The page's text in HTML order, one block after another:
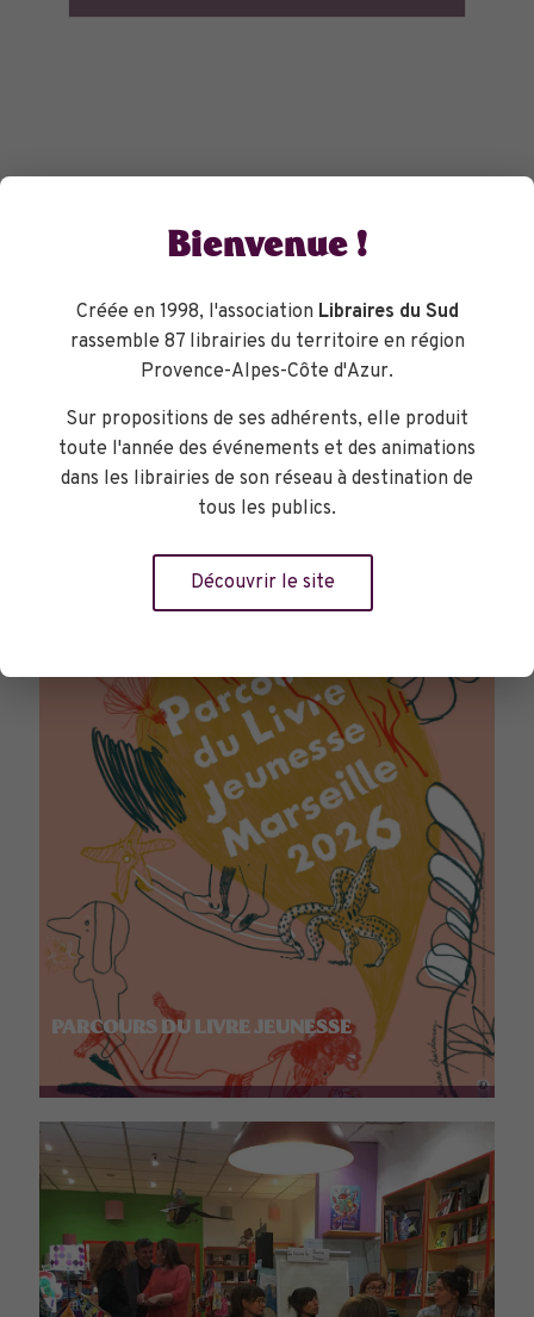
TOURNÉES GÉNÉRALES
PARCOURS DU LIVRE JEUNESSE
Bienvenue !
Créée en 1998, l'association Libraires du Sud
rassemble 87 librairies du territoire en région
Provence-Alpes-Côte d'Azur.
Sur propositions de ses adhérents, elle produit
toute l'année des événements et des animations
dans les librairies de son réseau à destination de
tous les publics.
Découvrir le site